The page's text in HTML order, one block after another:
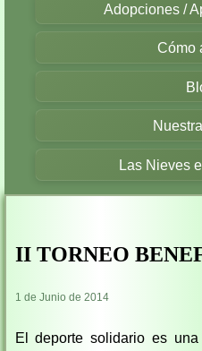
Adopciones /
Cómo
Las Nieves
II TORNEO
1 de Junio de 2014
El deporte solidario es